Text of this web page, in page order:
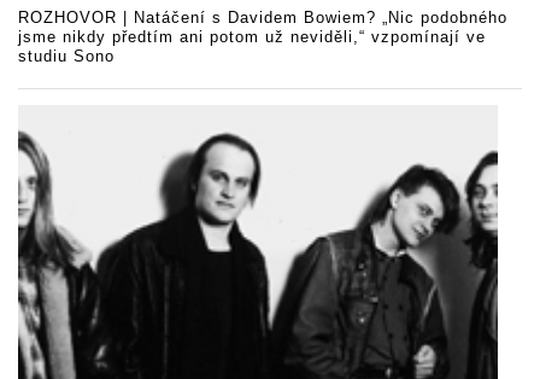
ROZHOVOR | Natáčení s Davidem Bowiem? „Nic podobného
jsme nikdy předtím ani potom už neviděli,“ vzpomínají ve
studiu Sono